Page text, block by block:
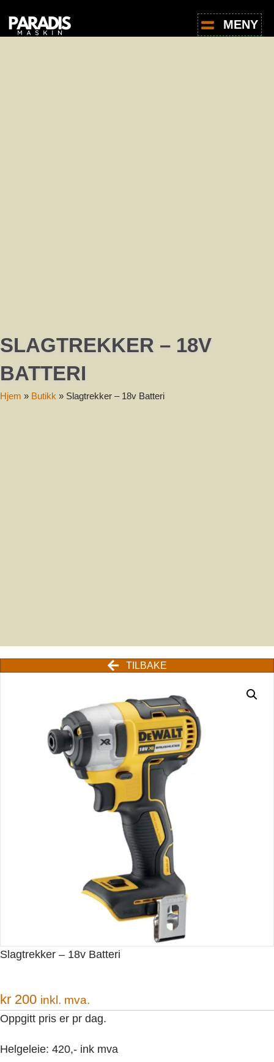
MENY
SLAGTREKKER – 18V
BATTERI
Hjem » Butikk » Slagtrekker – 18v Batteri
TILBAKE
Slagtrekker – 18v Batteri
kr 200 inkl. mva.
Oppgitt pris er pr dag.
Helgeleie: 420,- ink mva
Send